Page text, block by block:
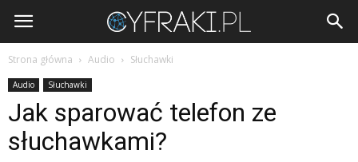
Cyfraki.pl
Strona główna Audio Słuchawki
Audio Słuchawki
Jak sparować telefon ze
słuchawkami?